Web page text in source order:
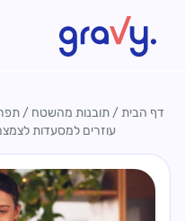
דף הבית/תובנות מהשטח /
עוזרים למסעדות